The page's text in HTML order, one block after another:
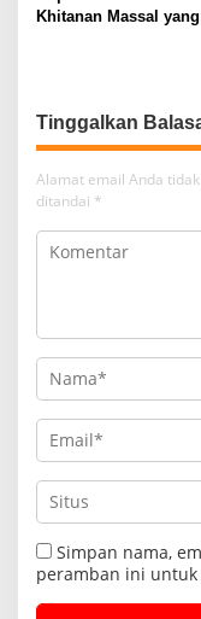
Khitanan Massal yang
Tinggalkan
Alamat email Anda
ditandai *
Simpan nama,
peramban ini